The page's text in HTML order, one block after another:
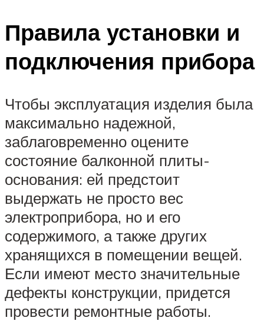
Правила установки и
подключения прибора
Чтобы эксплуатация изделия была
максимально надежной,
заблаговременно оцените
состояние балконной плиты-
основания: ей предстоит
выдержать не просто вес
электроприбора, но и его
содержимого, а также других
хранящихся в помещении вещей.
Если имеют место значительные
дефекты конструкции, придется
провести ремонтные работы.